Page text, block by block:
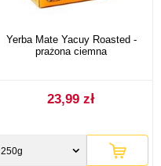
Yerba Mate Yacuy Roasted -
prażona ciemna
23,99 zł
250g